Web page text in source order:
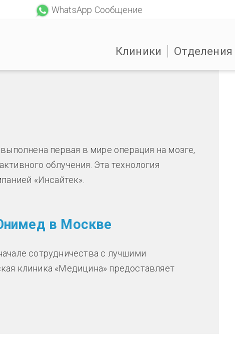
WhatsApp Сообщение
Клиники Отделения
первая в мире операция на мозге,
облучения. Эта технология
«Инсайтек».
в Москве
сотрудничества с лучшими
клиника «Медицина» предоставляет